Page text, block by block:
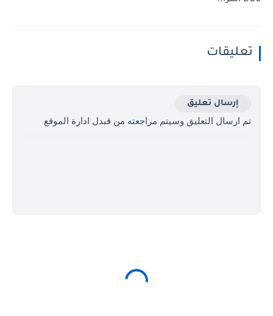
تعليقات
إرسال تعليق
تم ارسال التعليق وسيتم مراجعته من قبدل ادارة الموقع